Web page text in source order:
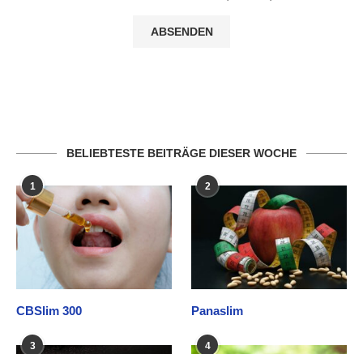
BELIEBTESTE BEITRÄGE DIESER WOCHE
1
CBSlim 300
2
Panaslim
3 4